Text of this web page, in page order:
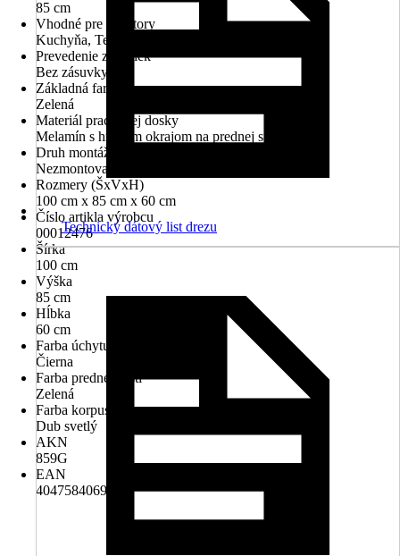
85 cm
Vhodné pre priestory
Kuchyňa, Technické miestnosti
Prevedenie zásuviek
Bez zásuvky
Základná farba
Zelená
Materiál pracovnej dosky
Melamín s hrubým okrajom na prednej strane
Druh montáže
Nezmontované
Rozmery (ŠxVxH)
100 cm x 85 cm x 60 cm
Číslo artikla výrobcu
00012476
Šírka
100 cm
Výška
85 cm
Hĺbka
60 cm
Farba úchytu
Čierna
Farba prednej časti
Zelená
Farba korpusu
Dub svetlý
AKN
859G
EAN
4047584069715
Technický dátový list drezu